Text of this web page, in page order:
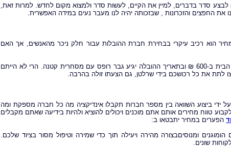
סדר בדברים, למיין את הקיים, לעשות סדר ולמצוא מקום לחדש. למרות זאת,
החפצים והזכרונות , שבזכותה יהיה לנו מעבר נעים במידה האפשרית.
הוא רכיב עיקרי בבחירת חברת ההובלות עבור חלק ניכר מהאנשים, אך האם
אנא מכם, אל תהיו מופתעים אם מתי שהזמנתם שירותי הובלה לכל הבית ב-600 ₪ ובתאריך ההובלה יגיע גבר רופס עם מסחרית קטנה. הרי לא הייתם
לתת את כל רכושכם בידי שרלטן, גם הצעתו זולה בהרבה.
ידי ביצוע השוואה בין מספר חברות תקבלו אינדיקציה מה כל חברה מספקת ומה
טווח מחירים אותם אתם מוכנים ויכולים להוציא ולהיות בידיעה שאתם מקבלים
הפערים במחיר יתבטאו ב:
ומנוסיםבצורה מהירה ויעילה תוך כדי שמירה וטיפול מסור בציוד שלכם.
שונים.